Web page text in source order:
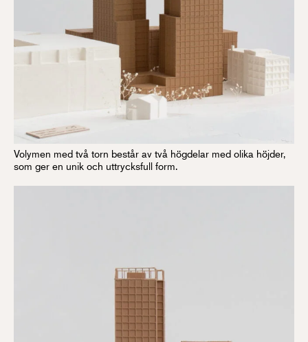
Volymen med två torn består av två högdelar med olika höjder,
som ger en unik och uttrycksfull form.